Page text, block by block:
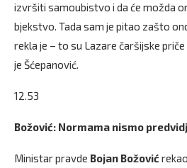
izvršiti samoubistvo i da će možda
bjekstvo. Tada sam je pitao zašto
rekla je – to su Lazare čaršijske
je Šćepanović.
12.53
Božović: Normama nismo
Ministar pravde Bojan Božović